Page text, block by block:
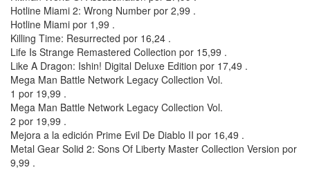
Hotline Miami 2: Wrong Number por 2,99 .
Hotline Miami por 1,99 .
Killing Time: Resurrected por 16,24 .
Life Is Strange Remastered Collection por 15,99 .
Like A Dragon: Ishin! Digital Deluxe Edition por 17,49 .
Mega Man Battle Network Legacy Collection Vol.
1 por 19,99 .
Mega Man Battle Network Legacy Collection Vol.
2 por 19,99 .
Mejora a la edición Prime Evil De Diablo II por 16,49 .
Metal Gear Solid 2: Sons Of Liberty Master Collection Version por
9,99 .